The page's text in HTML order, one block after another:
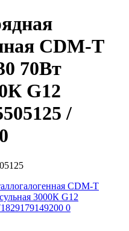
CDM-T
70Вт
G12
/